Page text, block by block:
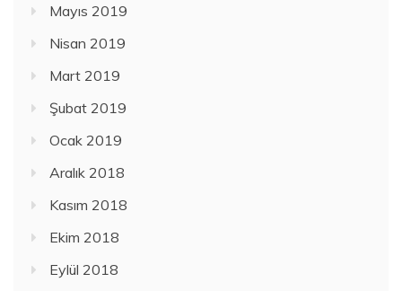
Mayıs 2019
Nisan 2019
Mart 2019
Şubat 2019
Ocak 2019
Aralık 2018
Kasım 2018
Ekim 2018
Eylül 2018